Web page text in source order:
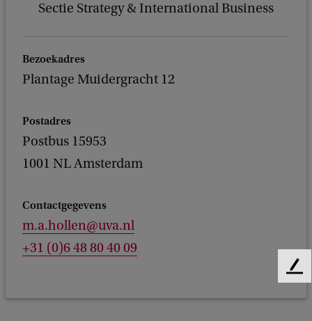
Sectie Strategy & International Business
Bezoekadres
Plantage Muidergracht 12
Postadres
Postbus 15953
1001 NL Amsterdam
Contactgegevens
m.a.hollen@uva.nl
+31 (0)6 48 80 40 09
F
e